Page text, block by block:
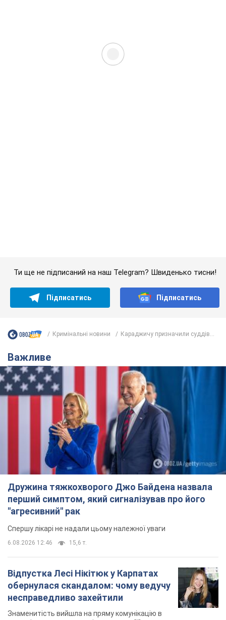
Ти ще не підписаний на наш Telegram? Швиденько тисни!
Підписатись Підписатись
Кримінальні новини Караджичу призначили суддів...
Важливе
Дружина тяжкохворого Джо Байдена назвала
перший симптом, який сигналізував про його
"агресивний" рак
Спершу лікарі не надали цьому належної уваги
6.08.2026 12:46 15,6 т.
Відпустка Лесі Нікітюк у Карпатах
обернулася скандалом: чому ведучу
несправедливо захейтили
Знаменитість вийшла на пряму комунікацію в